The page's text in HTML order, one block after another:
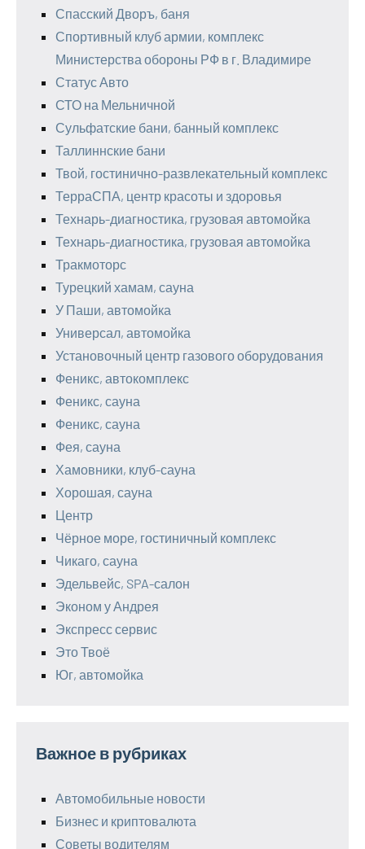
Спасский Дворъ, баня
Спортивный клуб армии, комплекс
Министерства обороны РФ в г. Владимире
Статус Авто
СТО на Мельничной
Сульфатские бани, банный комплекс
Таллиннские бани
Твой, гостинично-развлекательный комплекс
ТерраСПА, центр красоты и здоровья
Технарь-диагностика, грузовая автомойка
Технарь-диагностика, грузовая автомойка
Тракмоторс
Турецкий хамам, сауна
У Паши, автомойка
Универсал, автомойка
Установочный центр газового оборудования
Феникс, автокомплекс
Феникс, сауна
Феникс, сауна
Фея, сауна
Хамовники, клуб-сауна
Хорошая, сауна
Центр
Чёрное море, гостиничный комплекс
Чикаго, сауна
Эдельвейс, SPA-салон
Эконом у Андрея
Экспресс сервис
Это Твоё
Юг, автомойка
Важное в рубриках
Автомобильные новости
Бизнес и криптовалюта
Советы водителям